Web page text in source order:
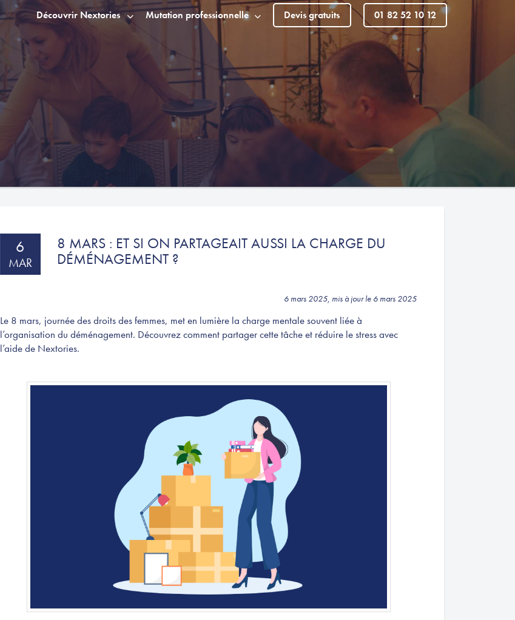
Découvrir Nextories Mutation professionnelle Devis gratuits 01 82 52 10 12
6
MAR
8 MARS : ET SI ON PARTAGEAIT AUSSI LA CHARGE DU
DÉMÉNAGEMENT ?
6 mars 2025, mis à jour le 6 mars 2025
Le 8 mars, journée des droits des femmes, met en lumière la charge mentale souvent liée à
l’organisation du déménagement. Découvrez comment partager cette tâche et réduire le stress avec
l’aide de Nextories.